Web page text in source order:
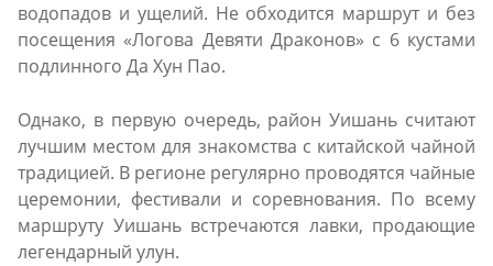
водопадов и ущелий. Не обходится маршрут и без
посещения «Логова Девяти Драконов» с 6 кустами
подлинного Да Хун Пао.
Однако, в первую очередь, район Уишань считают
лучшим местом для знакомства с китайской чайной
традицией. В регионе регулярно проводятся чайные
церемонии, фестивали и соревнования. По всему
маршруту Уишань встречаются лавки, продающие
легендарный улун.